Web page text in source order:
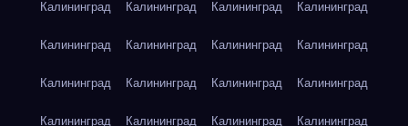
Калининград Калининград Калининград Калининград
Калининград Калининград Калининград Калининград
Калининград Калининград Калининград Калининград
Калининград Калининград Калининград Калининград